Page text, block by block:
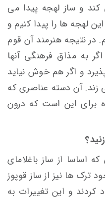
و ساز لهجه پیدا می
لهجه ها را پیدا کنیم و
در نتیجه هنرمند آن قوم
به مذاق فرهنگی آنها
و اگر هم خوش نیاید
آن دسته عناصری که
برای این است که درون
اساسا از ساز باغلامای
ترک ها نیز از ساز قوپوز
کردند و این تغییرات به